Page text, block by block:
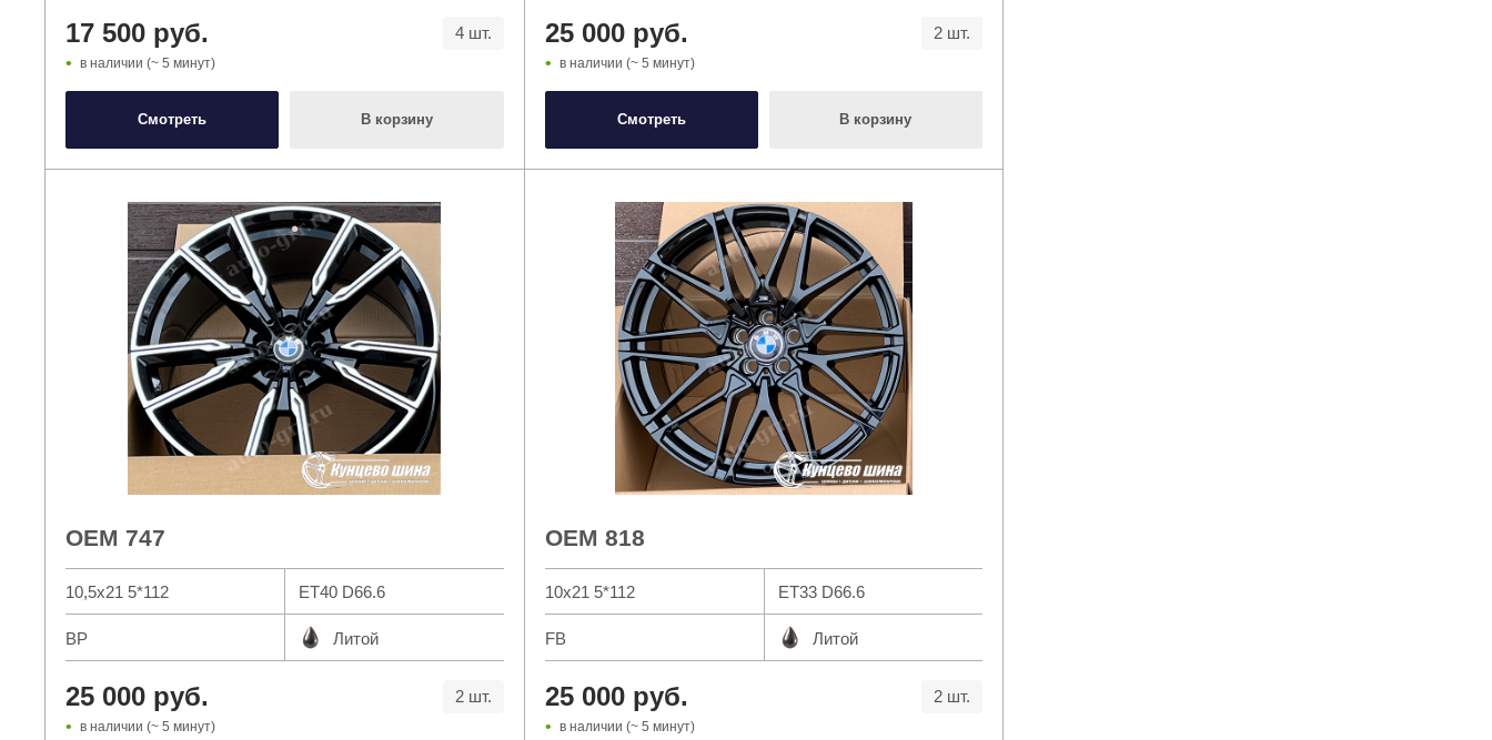
17 500 руб. 4 шт.
в наличии (~ 5 минут)
Смотреть В корзину
25 000 руб. 2 шт.
в наличии (~ 5 минут)
Смотреть В корзину
OEM 747
10,5x21 5*112 ET40 D66.6
BP Литой
25 000 руб. 2 шт.
в наличии (~ 5 минут)
OEM 818
10x21 5*112 ET33 D66.6
FB Литой
25 000 руб. 2 шт.
в наличии (~ 5 минут)
Сначала ось. Выберите диаметр:
15 16